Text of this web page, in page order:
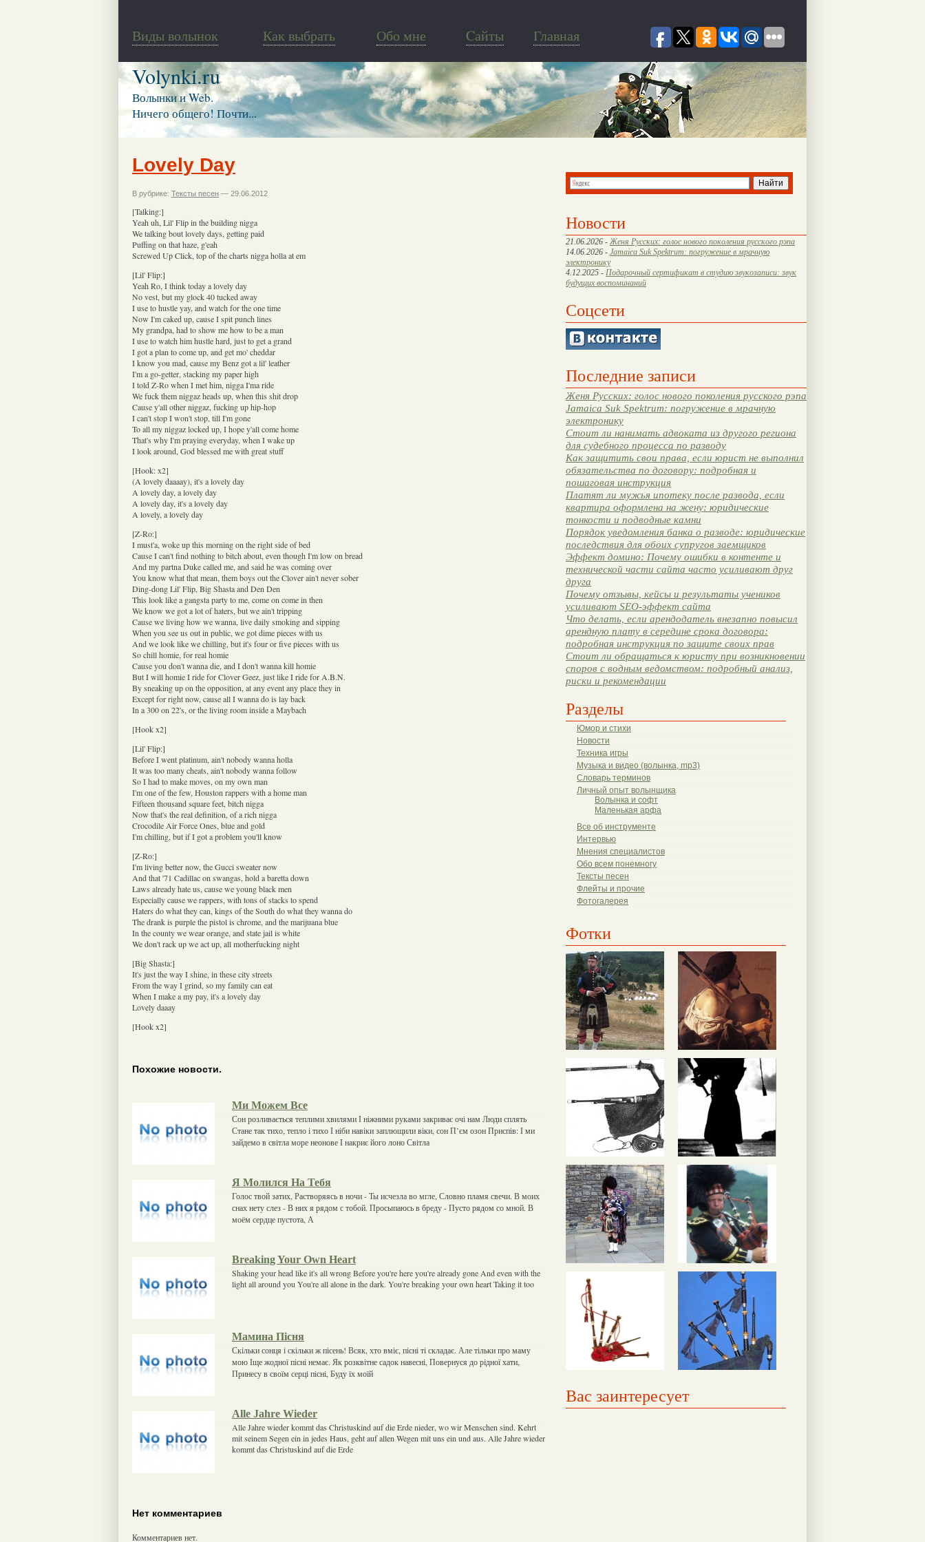
Виды волынок Как выбрать Обо мне Cайты Главная
Volynki.ru
Волынки и Web.
Ничего общего! Почти...
Новости
21.06.2026 - Женя Русских: голос нового поколения русского рэпа
14.06.2026 - Jamaica Suk Spektrum: погружение в мрачную
электронику
4.12.2025 - Подарочный сертификат в студию звукозаписи: звук
будущих воспоминаний
Соцсети
Последние записи
Женя Русских: голос нового поколения русского рэпа
Jamaica Suk Spektrum: погружение в мрачную
электронику
Стоит ли нанимать адвоката из другого региона
для судебного процесса по разводу
Как защитить свои права, если юрист не выполнил
обязательства по договору: подробная и
пошаговая инструкция
Платят ли мужья ипотеку после развода, если
квартира оформлена на жену: юридические
тонкости и подводные камни
Порядок уведомления банка о разводе: юридические
последствия для обоих супругов заемщиков
Эффект домино: Почему ошибки в контенте и
технической части сайта часто усиливают друг
друга
Почему отзывы, кейсы и результаты учеников
усиливают SEO-эффект сайта
Что делать, если арендодатель внезапно повысил
арендную плату в середине срока договора:
подробная инструкция по защите своих прав
Стоит ли обращаться к юристу при возникновении
споров с водным ведомством: подробный анализ,
риски и рекомендации
Разделы
Юмор и стихи
Новости
Техника игры
Музыка и видео (волынка, mp3)
Словарь терминов
Личный опыт волынщика
Волынка и софт
Маленькая арфа
Все об инструменте
Интервью
Мнения специалистов
Обо всем понемногу
Тексты песен
Флейты и прочие
Фотогалерея
Фотки
Вас заинтересует
Lovely Day
В рубрике: Тексты песен — 29.06.2012
[Talking:]
Yeah uh, Lil' Flip in the building nigga
We talking bout lovely days, getting paid
Puffing on that haze, g'eah
Screwed Up Click, top of the charts nigga holla at em
[Lil' Flip:]
Yeah Ro, I think today a lovely day
No vest, but my glock 40 tucked away
I use to hustle yay, and watch for the one time
Now I'm caked up, cause I spit punch lines
My grandpa, had to show me how to be a man
I use to watch him hustle hard, just to get a grand
I got a plan to come up, and get mo' cheddar
I know you mad, cause my Benz got a lil' leather
I'm a go-getter, stacking my paper high
I told Z-Ro when I met him, nigga I'ma ride
We fuck them niggaz heads up, when this shit drop
Cause y'all other niggaz, fucking up hip-hop
I can't stop I won't stop, till I'm gone
To all my niggaz locked up, I hope y'all come home
That's why I'm praying everyday, when I wake up
I look around, God blessed me with great stuff
[Hook: x2]
(A lovely daaaay), it's a lovely day
A lovely day, a lovely day
A lovely day, it's a lovely day
A lovely, a lovely day
[Z-Ro:]
I must'a, woke up this morning on the right side of bed
Cause I can't find nothing to bitch about, even though I'm low on bread
And my partna Duke called me, and said he was coming over
You know what that mean, them boys out the Clover ain't never sober
Ding-dong Lil' Flip, Big Shasta and Den Den
This look like a gangsta party to me, come on come in then
We know we got a lot of haters, but we ain't tripping
Cause we living how we wanna, live daily smoking and sipping
When you see us out in public, we got dime pieces with us
And we look like we chilling, but it's four or five pieces with us
So chill homie, for real homie
Cause you don't wanna die, and I don't wanna kill homie
But I will homie I ride for Clover Geez, just like I ride for A.B.N.
By sneaking up on the opposition, at any event any place they in
Except for right now, cause all I wanna do is lay back
In a 300 on 22's, or the living room inside a Maybach
[Hook x2]
[Lil' Flip:]
Before I went platinum, ain't nobody wanna holla
It was too many cheats, ain't nobody wanna follow
So I had to make moves, on my own man
I'm one of the few, Houston rappers with a home man
Fifteen thousand square feet, bitch nigga
Now that's the real definition, of a rich nigga
Crocodile Air Force Ones, blue and gold
I'm chilling, but if I got a problem you'll know
[Z-Ro:]
I'm living better now, the Gucci sweater now
And that '71 Cadillac on swangas, hold a baretta down
Laws already hate us, cause we young black men
Especially cause we rappers, with tons of stacks to spend
Haters do what they can, kings of the South do what they wanna do
The drank is purple the pistol is chrome, and the marijuana blue
In the county we wear orange, and state jail is white
We don't rack up we act up, all motherfucking night
[Big Shasta:]
It's just the way I shine, in these city streets
From the way I grind, so my family can eat
When I make a my pay, it's a lovely day
Lovely daaay
[Hook x2]
Похожие новости.
Ми Можем Все
Сон розливається теплими хвилями І ніжними руками закриває очі нам Люди сплять
Стане так тихо, тепло і тихо І ніби навіки заплющили віки, сон П’єм озон Приспів: І ми
зайдемо в світла море неонове І накриє його лоно Світла
Я Молился На Тебя
Голос твой затих, Растворяясь в ночи - Ты исчезла во мгле, Словно пламя свечи. В моих
снах нету слез - В них я рядом с тобой. Просыпаюсь в бреду - Пусто рядом со мной. В
моём сердце пустота, А
Breaking Your Own Heart
Shaking your head like it's all wrong Before you're here you're already gone And even with the
light all around you You're all alone in the dark. You're breaking your own heart Taking it too
Мамина Пісня
Скільки сонця і скільки ж пісень! Всяк, хто вміє, пісні ті складає. Але тільки про маму
мою Іще жодної пісні немає. Як розквітне садок навесні, Повернуся до рідної хати,
Принесу в своїм серці пісні, Буду їх моїй
Alle Jahre Wieder
Alle Jahre wieder kommt das Christuskind auf die Erde nieder, wo wir Menschen sind. Kehrt
mit seinem Segen ein in jedes Haus, geht auf allen Wegen mit uns ein und aus. Alle Jahre wieder
kommt das Christuskind auf die Erde
Нет комментариев
Комментариев нет.